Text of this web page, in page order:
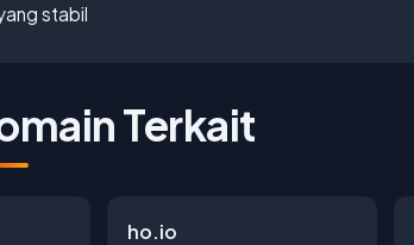
stabil
Terkait
ho.io